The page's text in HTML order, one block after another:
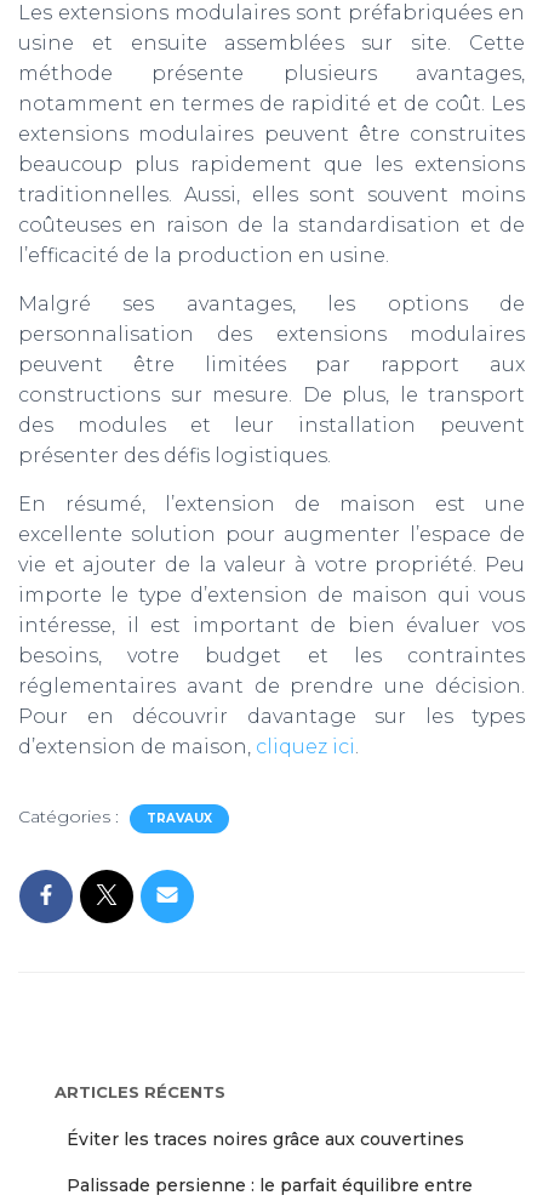
Les extensions modulaires sont préfabriquées en
usine et ensuite assemblées sur site. Cette
méthode présente plusieurs avantages,
notamment en termes de rapidité et de coût. Les
extensions modulaires peuvent être construites
beaucoup plus rapidement que les extensions
traditionnelles. Aussi, elles sont souvent moins
coûteuses en raison de la standardisation et de
l’efficacité de la production en usine.
Malgré ses avantages, les options de
personnalisation des extensions modulaires
peuvent être limitées par rapport aux
constructions sur mesure. De plus, le transport
des modules et leur installation peuvent
présenter des défis logistiques.
En résumé, l’extension de maison est une
excellente solution pour augmenter l’espace de
vie et ajouter de la valeur à votre propriété. Peu
importe le type d’extension de maison qui vous
intéresse, il est important de bien évaluer vos
besoins, votre budget et les contraintes
réglementaires avant de prendre une décision.
Pour en découvrir davantage sur les types
d’extension de maison, cliquez ici.
Catégories : TRAVAUX
ARTICLES RÉCENTS
Éviter les traces noires grâce aux couvertines
Palissade persienne : le parfait équilibre entre